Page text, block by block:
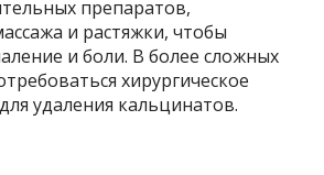
препаратов,
и растяжки, чтобы
и боли. В более сложных
хирургическое
удаления кальцинатов.